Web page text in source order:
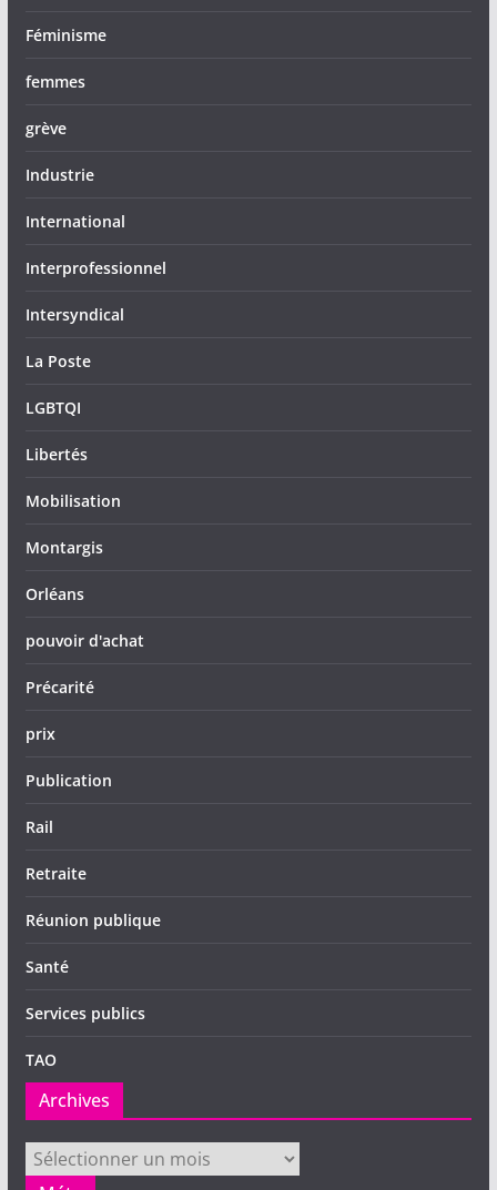
Féminisme
femmes
grève
Industrie
International
Interprofessionnel
Intersyndical
La Poste
LGBTQI
Libertés
Mobilisation
Montargis
Orléans
pouvoir d'achat
Précarité
prix
Publication
Rail
Retraite
Réunion publique
Santé
Services publics
TAO
Archives
Archives